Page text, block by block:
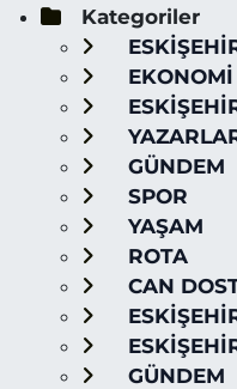
Kategoriler
EKONOMİ
GÜNDEM
SPOR
YAŞAM
ROTA
CAN
GÜNDEM